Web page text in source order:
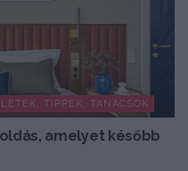
TIPPEK, TANÁCSOK
amelyet később